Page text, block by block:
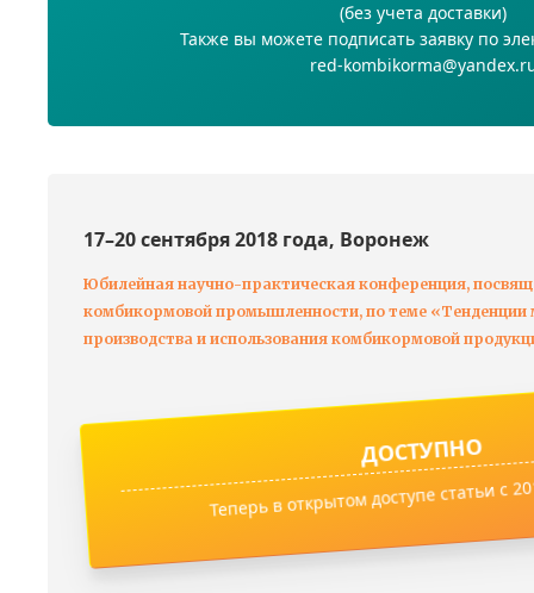
(без учета доставки)
Также вы можете подписать заявку по
red-
17–20 сентября 2018 года, Воронеж
Юбилейная научно-практическая конференция,
комбикормовой промышленности, по теме «Тенденции
производства и использования комбикормовой
ДОСТУПНО
Теперь в открытом доступе статьи с